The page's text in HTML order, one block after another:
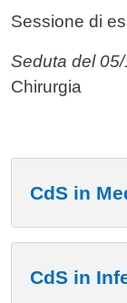
Sessione di
Seduta del
Chirurgia
CdS in
CdS in